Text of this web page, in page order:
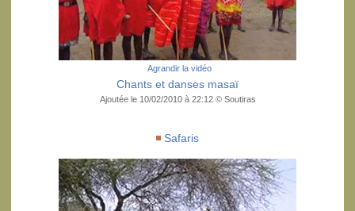
Agrandir la vidéo
Chants et danses masaï
Ajoutée le 10/02/2010 à 22:12 © Soutiras
Safaris